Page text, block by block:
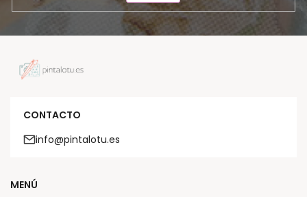
CONTACTO
info@pintalotu.es
MENÚ